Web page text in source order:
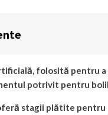
folosită pentru a
potrivit pentru
stagii plătite pentru